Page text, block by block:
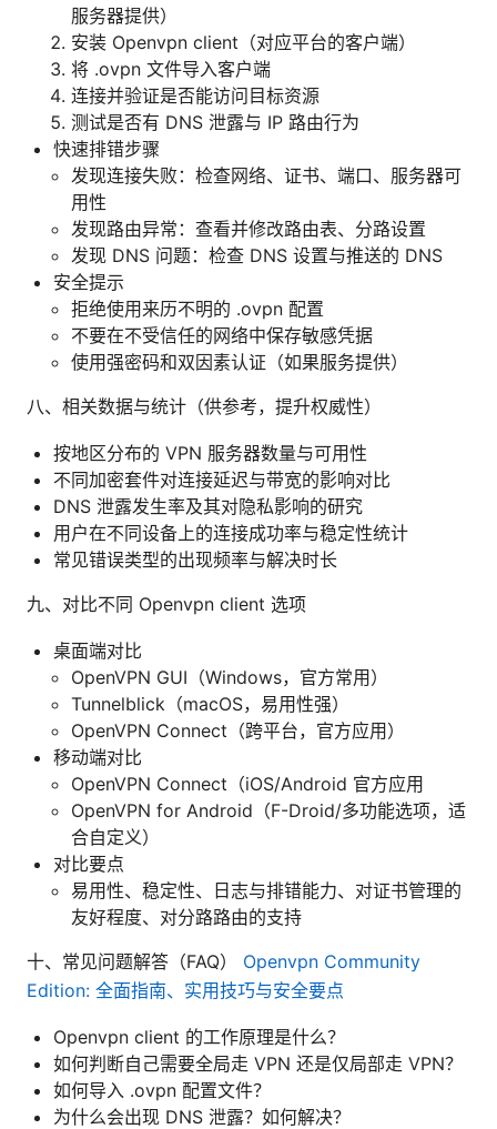
服务器提供）
安装 Openvpn client（对应平台的客户端）
将 .ovpn 文件导入客户端
连接并验证是否能访问目标资源
测试是否有 DNS 泄露与 IP 路由行为
快速排错步骤
发现连接失败：检查网络、证书、端口、服务器可
用性
发现路由异常：查看并修改路由表、分路设置
发现 DNS 问题：检查 DNS 设置与推送的 DNS
安全提示
拒绝使用来历不明的 .ovpn 配置
不要在不受信任的网络中保存敏感凭据
使用强密码和双因素认证（如果服务提供）
八、相关数据与统计（供参考，提升权威性）
按地区分布的 VPN 服务器数量与可用性
不同加密套件对连接延迟与带宽的影响对比
DNS 泄露发生率及其对隐私影响的研究
用户在不同设备上的连接成功率与稳定性统计
常见错误类型的出现频率与解决时长
九、对比不同 Openvpn client 选项
桌面端对比
OpenVPN GUI（Windows，官方常用）
Tunnelblick（macOS，易用性强）
OpenVPN Connect（跨平台，官方应用）
移动端对比
OpenVPN Connect（iOS/Android 官方应用
OpenVPN for Android（F-Droid/多功能选项，适
合自定义）
对比要点
易用性、稳定性、日志与排错能力、对证书管理的
友好程度、对分路路由的支持
十、常见问题解答（FAQ） Openvpn Community
Edition: 全面指南、实用技巧与安全要点
Openvpn client 的工作原理是什么？
如何判断自己需要全局走 VPN 还是仅局部走 VPN？
如何导入 .ovpn 配置文件？
为什么会出现 DNS 泄露？如何解决？